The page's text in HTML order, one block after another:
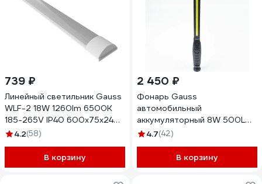
739 ₽
Линейный светильник Gauss
WLF-2 18W 1260lm 6500K
185-265V IP40 600х75х24
сталь LED 844424318
4.2(58)
В корзину
2 450 ₽
Фонарь Gauss
автомобильный
аккумуляторный 8W 500Lm
Li-ion 2100mAh
4.7(42)
В корзину